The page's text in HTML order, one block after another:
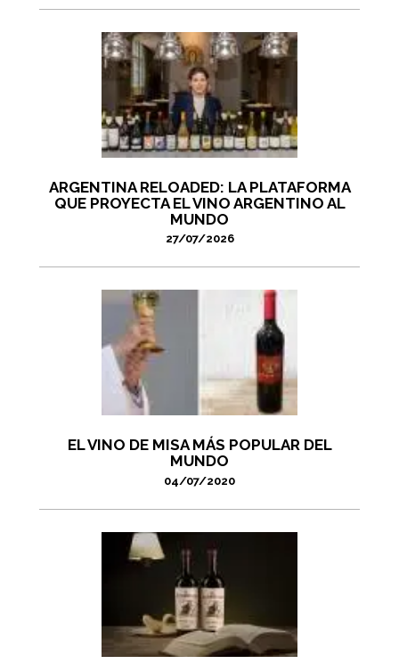
ARGENTINA RELOADED: LA PLATAFORMA
QUE PROYECTA EL VINO ARGENTINO AL
MUNDO
27/07/2026
EL VINO DE MISA MÁS POPULAR DEL
MUNDO
04/07/2020